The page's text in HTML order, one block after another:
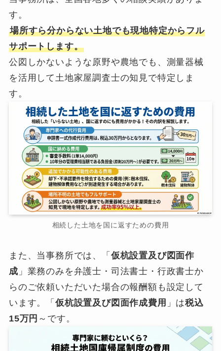
す。
場所すら分からない土地でも現地特定からフル
サポートします。
公図しかないような原野や農地でも、測量器械
を活用して土地家屋調査士の知見で特定しま
す。
相続した土地を国に返すための費用
また、当事務所では、「 仮杭設置及び図面作
成 」業務のみを弁護士・司法書士・行政書士か
らのご依頼いただいた場合の報酬額も設定して
います。「 仮杭設置及び図面作成費用 」は税込
15万円 ～です。